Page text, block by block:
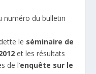
numéro du bulletin
le séminaire de
et les résultats
de l’enquête sur le